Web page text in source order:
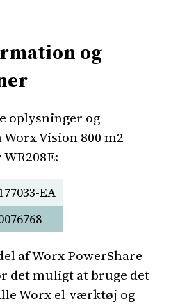
og
oplysninger og
Vision 800 m2
EA
af Worx PowerShare-
det muligt at bruge det
Worx el-værktøj og